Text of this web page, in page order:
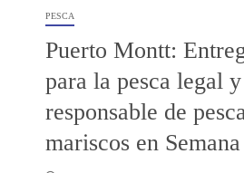
PESCA
Puerto Montt:
para la pesca legal
responsable de
mariscos en